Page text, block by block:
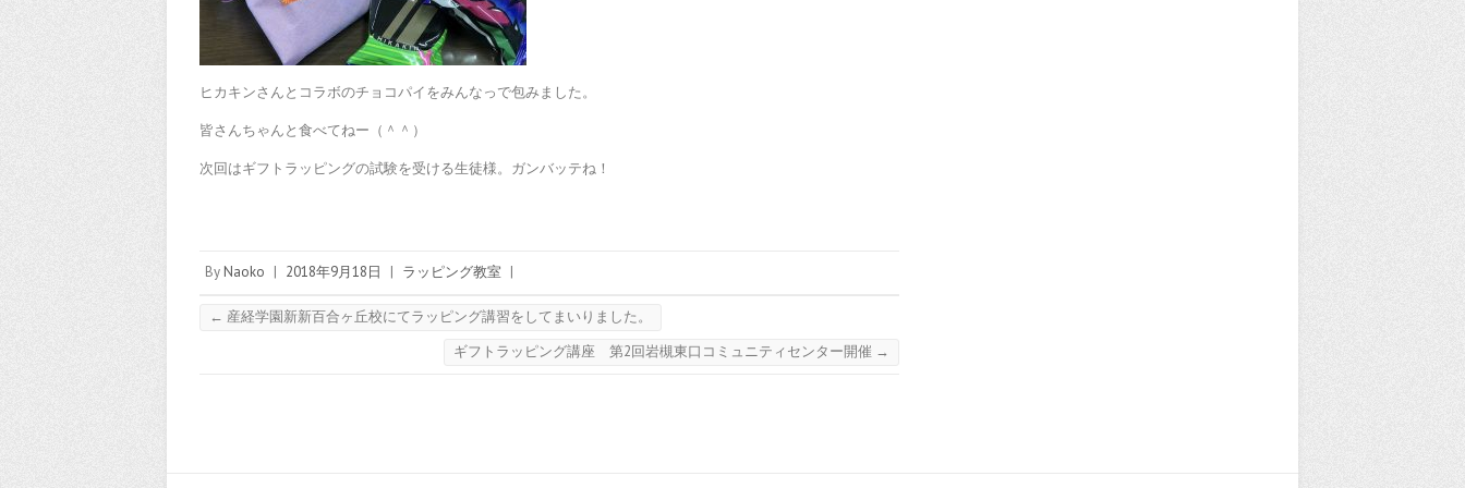
ヒカキンさんとコラボのチョコパイをみんなっで包みました。
皆さんちゃんと食べてねー（＾＾）
次回はギフトラッピングの試験を受ける生徒様。ガンバッテね！
By Naoko | 2018年9月18日 | ラッピング教室 |
← 産経学園新新百合ヶ丘校にてラッピング講習をしてまいりました。
ギフトラッピング講座 第2回岩槻東口コミュニティセンター開催 →